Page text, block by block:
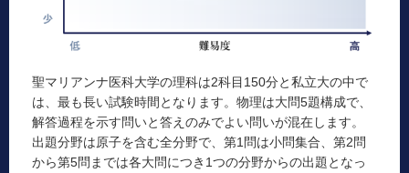
聖マリアンナ医科大学の理科は2科目150分と私立大の中で
は、最も長い試験時間となります。物理は大問5題構成で、
解答過程を示す問いと答えのみでよい問いが混在します。
出題分野は原子を含む全分野で、第1問は小問集合、第2問
から第5問までは各大問につき1つの分野からの出題となっ